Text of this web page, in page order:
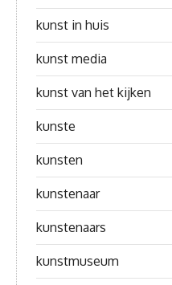
kunst in huis
kunst media
kunst van het kijken
kunste
kunsten
kunstenaar
kunstenaars
kunstmuseum